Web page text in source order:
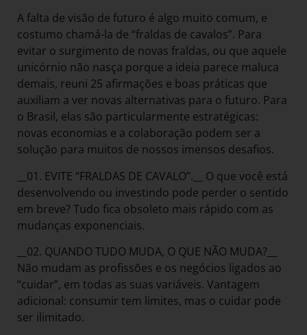
A falta de visão de futuro é algo muito comum, e
costumo chamá-la de “fraldas de cavalos”. Para
evitar o surgimento de novas fraldas, ou que aquele
unicórnio não nasça porque a ideia parece maluca
demais, reuni 25 afirmações e boas práticas que
auxiliam a ver novas alternativas para o futuro. Para
o Brasil, elas são particularmente estratégicas:
novas economias e a colaboração podem ser a
solução para muitos de nossos imensos desafios.
__01. EVITE “FRALDAS DE CAVALO”.__ O que você está
desenvolvendo ou investindo pode perder o sentido
em breve? Tudo fica obsoleto mais rápido com as
mudanças exponenciais.
__02. QUANDO TUDO MUDA, O QUE NÃO MUDA?__
Não mudam as profissões e os negócios ligados ao
“cuidar”, em todas as suas variáveis. Vantagem
adicional: consumir tem limites, mas o cuidar pode
ser ilimitado.